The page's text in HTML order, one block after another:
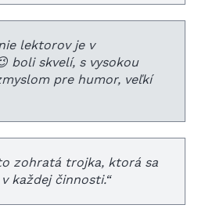
lektorov je v
boli skvelí, s vysokou
pre humor, veľkí
zohratá trojka, ktorá sa
každej činnosti.“